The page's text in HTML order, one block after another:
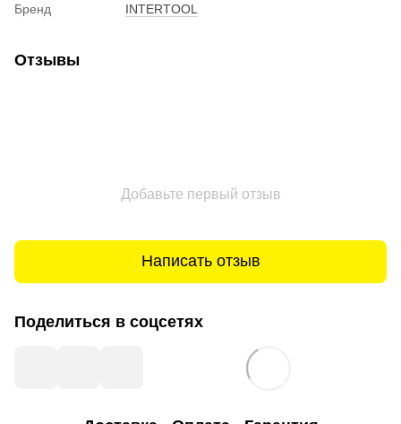
Бренд INTERTOOL
Отзывы
Добавьте первый отзыв
Написать отзыв
Поделиться в соцсетях